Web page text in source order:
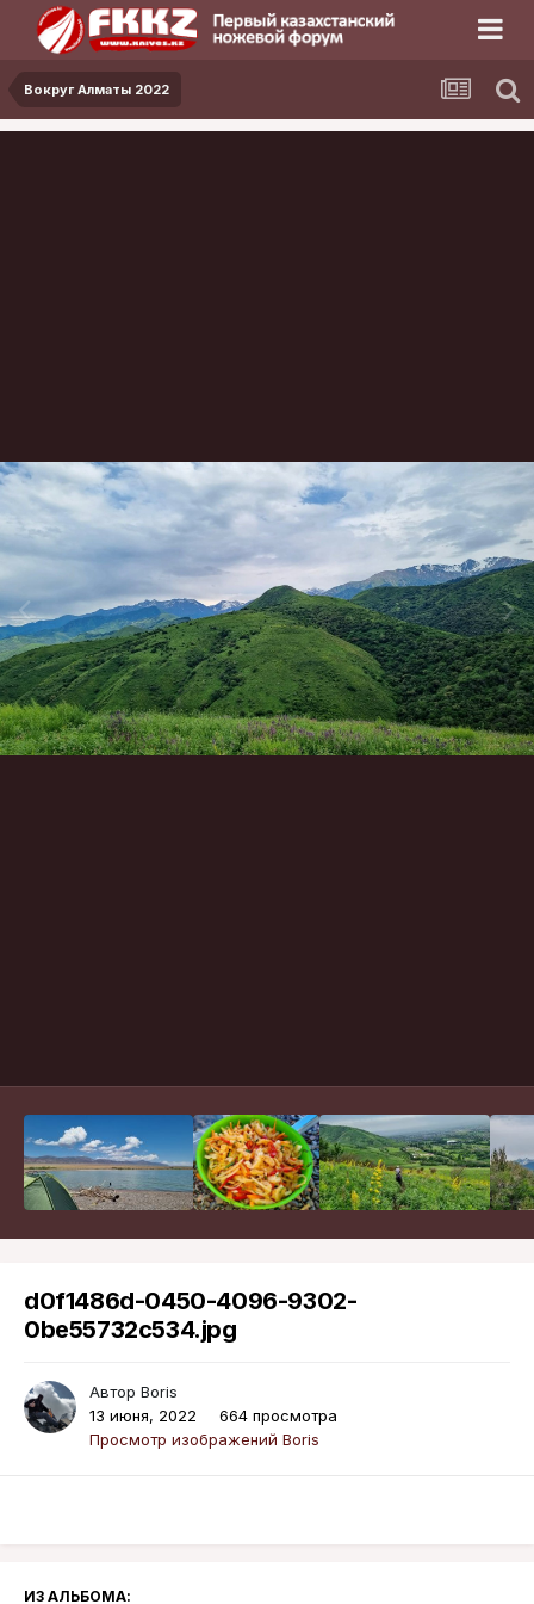
Вокруг Алматы 2022
d0f1486d-0450-4096-9302-
0be55732c534.jpg
Автор Boris
13 июня, 2022
664 просмотра
Просмотр изображений Boris
ИЗ АЛЬБОМА: